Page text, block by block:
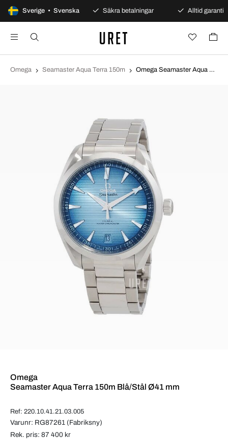
Sverige • Svenska
100 dagars öppet köp Säkra betalningar Alltid garanti
Omega Seamaster Aqua Terra 150m Omega Seamaster Aqua Terra 150m Blå/Stål Ø41 mm 220.10.41.21.03.005
Omega
Seamaster Aqua Terra 150m Blå/Stål Ø41 mm
Ref: 220.10.41.21.03.005
Varunr: RG87261 (Fabriksny)
Rek. pris: 87 400 kr